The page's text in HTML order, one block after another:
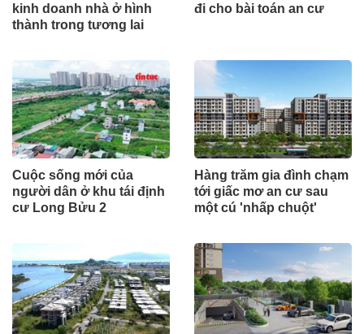
kinh doanh nhà ở hình
thành trong tương lai
đi cho bài toán an cư
Cuộc sống mới của
người dân ở khu tái định
cư Long Bửu 2
Hàng trăm gia đình chạm
tới giấc mơ an cư sau
một cú 'nhấp chuột'